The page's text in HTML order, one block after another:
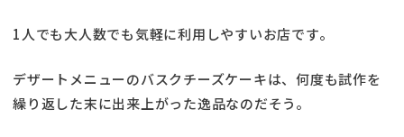
1人でも大人数でも気軽に利用しやすいお店です。
デザートメニューのバスクチーズケーキは、何度も試作を
繰り返した末に出来上がった逸品なのだそう。